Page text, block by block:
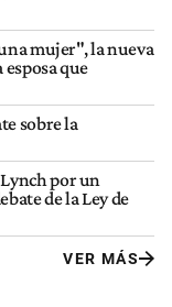
mujer", la nueva
que
sobre la
por un
de la Ley de
VER MÁS